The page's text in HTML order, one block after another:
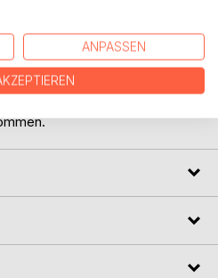
zu machen.
der Frohen Botschaft von
in dieser Welt, wo so viel Leid
ANPASSEN